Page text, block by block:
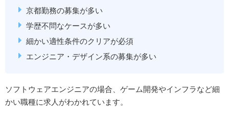
京都勤務の募集が多い
学歴不問なケースが多い
細かい適性条件のクリアが必須
エンジニア・デザイン系の募集が多い
ソフトウェアエンジニアの場合、ゲーム開発やインフラなど細
かい職種に求人がわかれています。